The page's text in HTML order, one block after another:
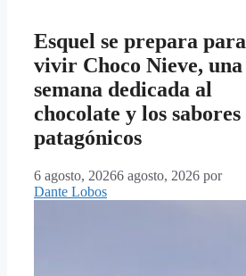
Esquel se prepara para
vivir Choco Nieve, una
semana dedicada al
chocolate y los sabores
patagónicos
6 agosto, 20266 agosto, 2026 por
Dante Lobos